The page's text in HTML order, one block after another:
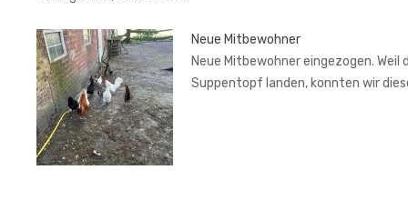
Neue Mitbewohner
Neue Mitbewohner eingezogen.
Suppentopf landen, konnten wir